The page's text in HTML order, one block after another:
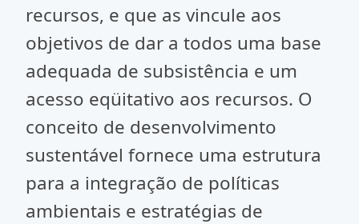
recursos, e que as vincule aos
objetivos de dar a todos uma base
adequada de subsistência e um
acesso eqüitativo aos recursos. O
conceito de desenvolvimento
sustentável fornece uma estrutura
para a integração de políticas
ambientais e estratégias de